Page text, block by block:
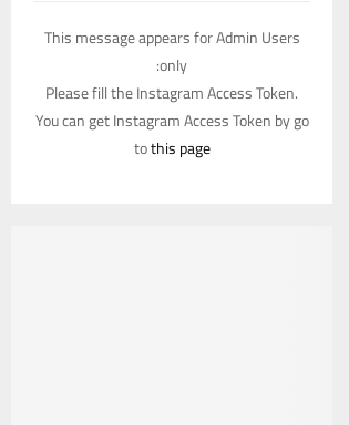
This message appears for Admin Users
only:
Please fill the Instagram Access Token.
You can get Instagram Access Token by go
tothis page